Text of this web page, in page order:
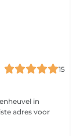
15
in
adres voor